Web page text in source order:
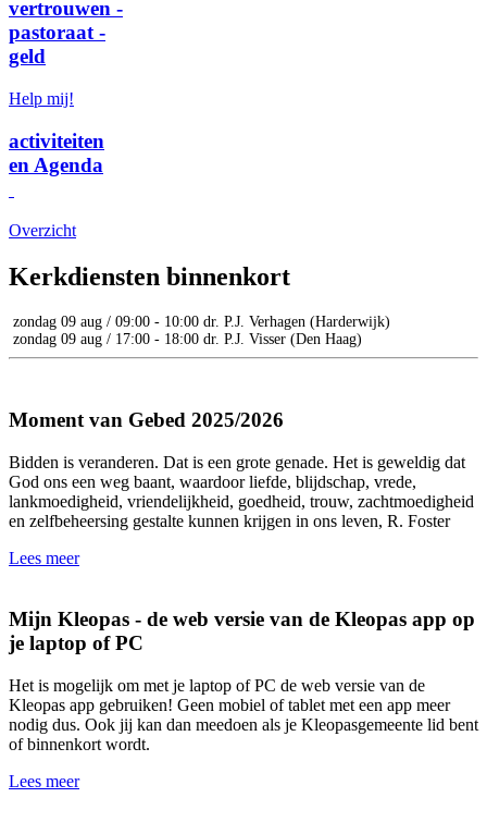
vertrouwen -
pastoraat -
geld
Help mij!
activiteiten
en Agenda
Overzicht
Kerkdiensten binnenkort
zondag 09 aug / 09:00 - 10:00 dr. P.J. Verhagen (Harderwijk)
zondag 09 aug / 17:00 - 18:00 dr. P.J. Visser (Den Haag)
Moment van Gebed 2025/2026
Bidden is veranderen. Dat is een grote genade. Het is geweldig dat
God ons een weg baant, waardoor liefde, blijdschap, vrede,
lankmoedigheid, vriendelijkheid, goedheid, trouw, zachtmoedigheid
en zelfbeheersing gestalte kunnen krijgen in ons leven, R. Foster
Lees meer
Mijn Kleopas - de web versie van de Kleopas app op
je laptop of PC
Het is mogelijk om met je laptop of PC de web versie van de
Kleopas app gebruiken! Geen mobiel of tablet met een app meer
nodig dus. Ook jij kan dan meedoen als je Kleopasgemeente lid bent
of binnenkort wordt.
Lees meer